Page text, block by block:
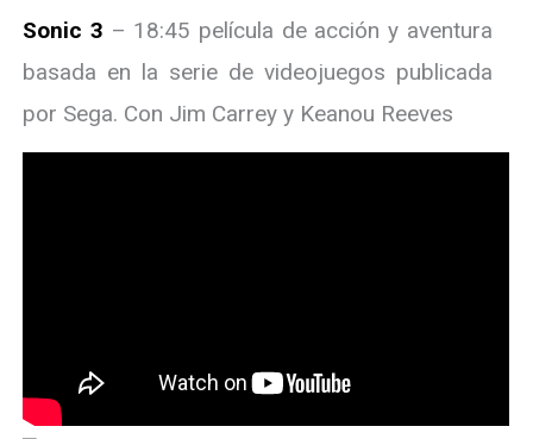
Sonic 3 – 18:45 película de acción y aventura
basada en la serie de videojuegos publicada
por Sega. Con Jim Carrey y Keanou Reeves